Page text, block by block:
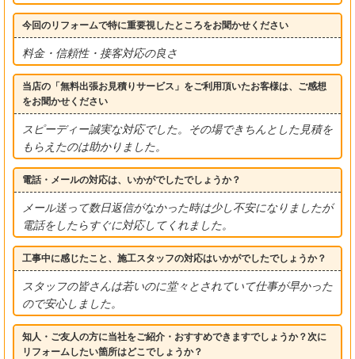
今回のリフォームで特に重要視したところをお聞かせください
料金・信頼性・接客対応の良さ
当店の「無料出張お見積りサービス」をご利用頂いたお客様は、ご感想
をお聞かせください
スピーディー誠実な対応でした。その場できちんとした見積を
もらえたのは助かりました。
電話・メールの対応は、いかがでしたでしょうか？
メール送って数日返信がなかった時は少し不安になりましたが
電話をしたらすぐに対応してくれました。
工事中に感じたこと、施工スタッフの対応はいかがでしたでしょうか？
スタッフの皆さんは若いのに堂々とされていて仕事が早かった
ので安心しました。
知人・ご友人の方に当社をご紹介・おすすめできますでしょうか？次に
リフォームしたい箇所はどこでしょうか？